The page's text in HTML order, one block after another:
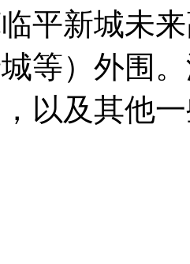
平新城未
等）外围
以及其他